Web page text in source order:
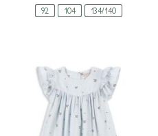
92 104 134/140